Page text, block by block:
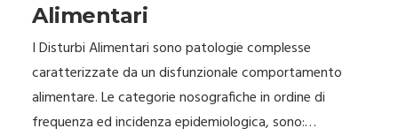
Alimentari
I Disturbi Alimentari sono patologie complesse
caratterizzate da un disfunzionale comportamento
alimentare. Le categorie nosografiche in ordine di
frequenza ed incidenza epidemiologica, sono:…